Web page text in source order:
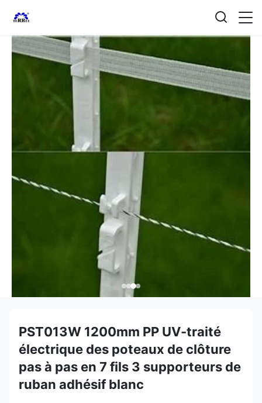
PST013W 1200mm PP UV-traité
électrique des poteaux de clôture
pas à pas en 7 fils 3 supporteurs de
ruban adhésif blanc